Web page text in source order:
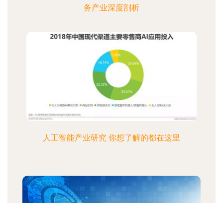
务产业深度剖析
人工智能产业研究 你想了解的都在这里